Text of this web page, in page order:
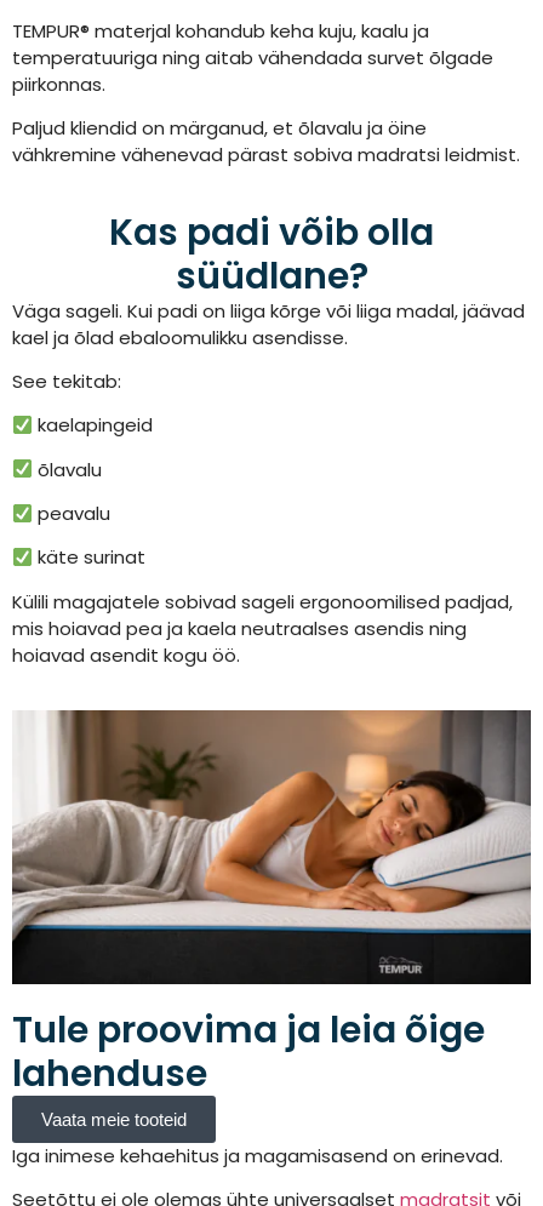
TEMPUR® materjal kohandub keha kuju, kaalu ja
temperatuuriga ning aitab vähendada survet õlgade
piirkonnas.
Paljud kliendid on märganud, et õlavalu ja öine
vähkremine vähenevad pärast sobiva madratsi leidmist.
Kas padi võib olla
süüdlane?
Väga sageli. Kui padi on liiga kõrge või liiga madal, jäävad
kael ja õlad ebaloomulikku asendisse.
See tekitab:
kaelapingeid
õlavalu
peavalu
käte surinat
Külili magajatele sobivad sageli ergonoomilised padjad,
mis hoiavad pea ja kaela neutraalses asendis ning
hoiavad asendit kogu öö.
Tule proovima ja leia õige
lahenduse
Vaata meie tooteid
Iga inimese kehaehitus ja magamisasend on erinevad.
Seetõttu ei ole olemas ühte universaalset madratsit või